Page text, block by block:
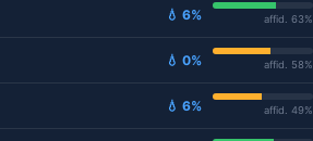
💧 6% affid. 63%
💧 0% affid. 58%
💧 6% affid. 49%